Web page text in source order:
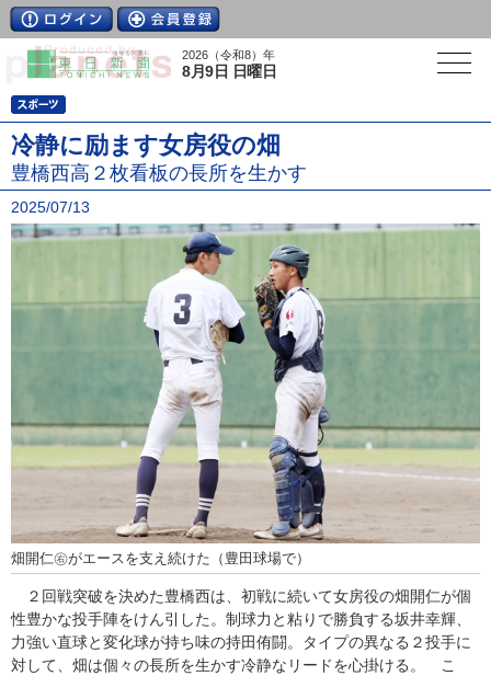
2026（令和8）年
8月9日 日曜日
冷静に励ます女房役の畑
豊橋西高２枚看板の長所を生かす
2025/07/13
畑開仁㊨がエースを支え続けた（豊田球場で）
２回戦突破を決めた豊橋西は、初戦に続いて女房役の畑開仁が個
性豊かな投手陣をけん引した。制球力と粘りで勝負する坂井幸輝、
力強い直球と変化球が持ち味の持田侑闘。タイプの異なる２投手に
対して、畑は個々の長所を生かす冷静なリードを心掛ける。 こ